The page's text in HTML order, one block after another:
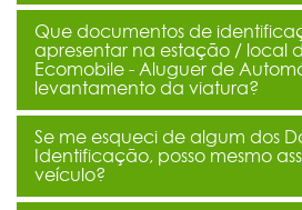
Que documentos de
apresentar na estação / local
Ecomobile - Aluguer de
levantamento da viatura?
Se me esqueci de algum dos
Identificação, posso mesmo
veículo?